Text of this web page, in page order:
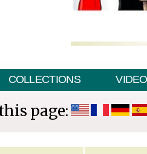
COLLECTIONS VIDEO
page: